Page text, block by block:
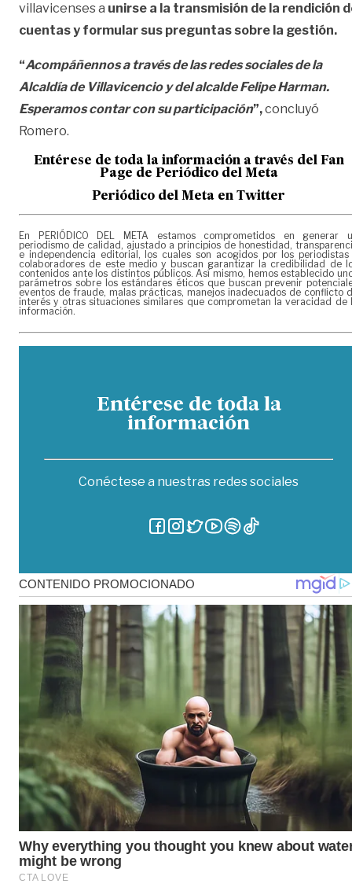
villavicenses a unirse a la transmisión de la rendición
cuentas y formular sus preguntas sobre la gestión.
“Acompáñennos a través de las redes sociales de la
Alcaldía de Villavicencio y del alcalde Felipe Harman.
Esperamos contar con su participación”,concluyó
Romero.
Entérese de toda la información a través del Fan
Page de Periódico del Meta
Periódico del Meta en Twitter
En PERIÓDICO DEL META estamos comprometidos en generar
periodismo de calidad, ajustado a principios de honestidad,
e independencia editorial, los cuales son acogidos por los periodistas
colaboradores de este medio y buscan garantizar la credibilidad de
contenidos ante los distintos públicos. Así mismo, hemos establecido
parámetros sobre los estándares éticos que buscan prevenir
eventos de fraude, malas prácticas, manejos inadecuados de conflicto
interés y otras situaciones similares que comprometan la veracidad de
información.
Entérese de toda la
información
Conéctese a nuestras redes sociales